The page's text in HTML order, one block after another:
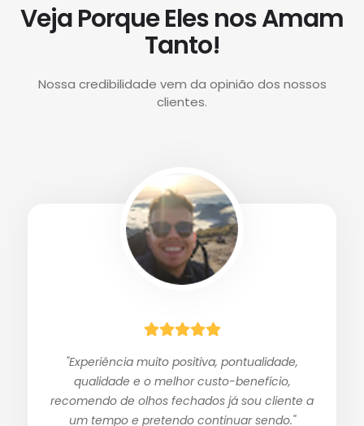
Veja Porque Eles nos Amam
Tanto!
Nossa credibilidade vem da opinião dos nossos
clientes.
"Experiência muito positiva, pontualidade,
qualidade e o melhor custo-benefício,
recomendo de olhos fechados já sou cliente a
um tempo e pretendo continuar sendo."